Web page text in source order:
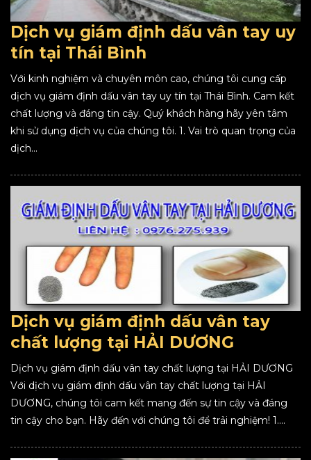
Dịch vụ giám định dấu vân tay uy
tín tại Thái Bình
Với kinh nghiệm và chuyên môn cao, chúng tôi cung cấp
dịch vụ giám định dấu vân tay uy tín tại Thái Bình. Cam kết
chất lượng và đáng tin cậy. Quý khách hàng hãy yên tâm
khi sử dụng dịch vụ của chúng tôi. 1. Vai trò quan trọng của
dịch...
Dịch vụ giám định dấu vân tay
chất lượng tại HẢI DƯƠNG
Dịch vụ giám định dấu vân tay chất lượng tại HẢI DƯƠNG
Với dịch vụ giám định dấu vân tay chất lượng tại HẢI
DƯƠNG, chúng tôi cam kết mang đến sự tin cậy và đáng
tin cậy cho bạn. Hãy đến với chúng tôi để trải nghiệm! 1....